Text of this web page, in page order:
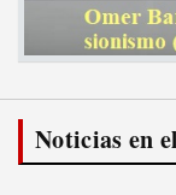
Noticias en